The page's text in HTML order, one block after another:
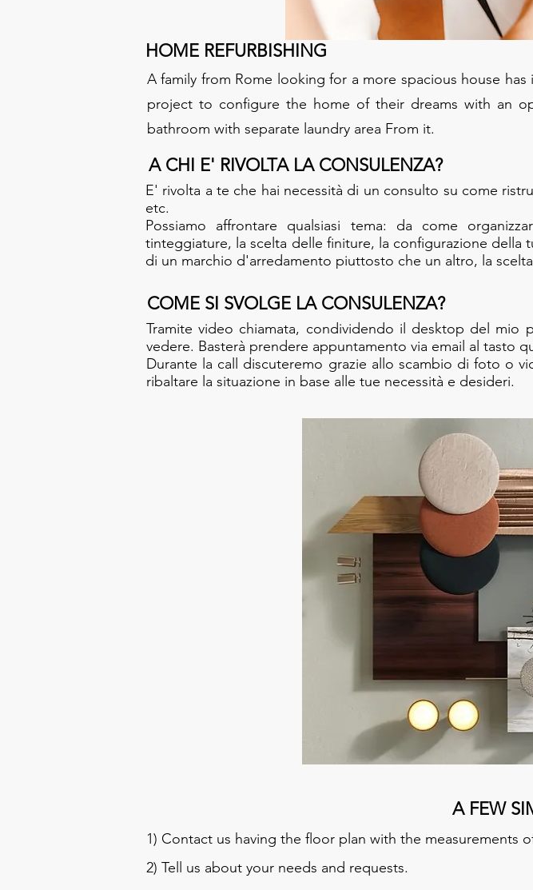
HOME REFURBISHING
A family from Rome looking for a more spacious house
project to configure the home of their dreams with an
bathroom with separate laundry area From it.
A CHI E' RIVOLTA LA CONSULENZA?
E' rivolta a te che hai necessità di un consulto su come
etc.
Possiamo affrontare qualsiasi tema: da come
tinteggiature, la scelta delle finiture, la configurazione
di un marchio d'arredamento piuttosto che un altro, la
COME SI SVOLGE LA CONSULENZA?
Tramite video chiamata, condividendo il desktop del
vedere. Basterà prendere appuntamento via email al tasto
Durante la call discuteremo grazie allo scambio di foto o
ribaltare la situazione in base alle tue necessità e desideri.
A FEW
1) Contact us having the floor plan with the measurements
2) Tell us about your needs and requests.